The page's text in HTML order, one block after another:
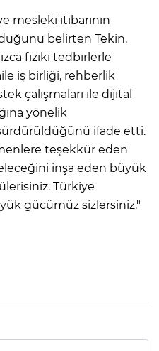
mesleki itibarının
belirten Tekin,
fiziki tedbirlerle
iş birliği, rehberlik
çalışmaları ile dijital
yönelik
sürdürüldüğünü ifade etti.
teşekkür eden
inşa eden büyük
Türkiye
gücümüz sizlersiniz."